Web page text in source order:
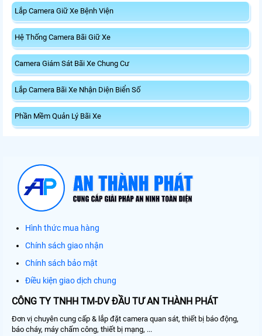
Lắp Camera Giữ Xe Bệnh Viện
Hệ Thống Camera Bãi Giữ Xe
Camera Giám Sát Bãi Xe Chung Cư
Lắp Camera Bãi Xe Nhận Diện Biển Số
Phần Mềm Quản Lý Bãi Xe
Hình thức mua hàng
Chính sách giao nhận
Chính sách bảo mật
Điều kiện giao dịch chung
CÔNG TY TNHH TM-DV ĐẦU TƯ AN THÀNH PHÁT
Đơn vị chuyên cung cấp & lắp đặt camera quan sát, thiết bị báo động,
báo cháy, máy chấm công, thiết bị mạng, ...